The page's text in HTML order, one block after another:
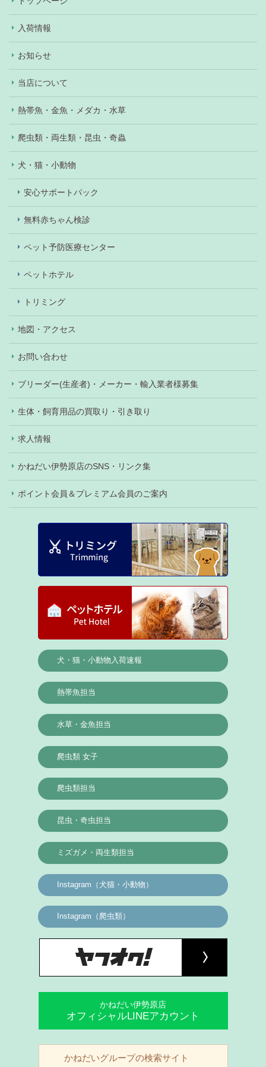
入荷情報
お知らせ
当店について
熱帯魚・金魚・メダカ・水草
爬虫類・両生類・昆虫・奇蟲
犬・猫・小動物
安心サポートパック
無料赤ちゃん検診
ペット予防医療センター
ペットホテル
トリミング
地図・アクセス
お問い合わせ
ブリーダー(生産者)・メーカー・輸入業者様募集
生体・飼育用品の買取り・引き取り
求人情報
かねだい伊勢原店のSNS・リンク集
ポイント会員＆プレミアム会員のご案内
犬・猫・小動物入荷速報
熱帯魚担当
水草・金魚担当
爬虫類 女子
爬虫類担当
昆虫・奇虫担当
ミズガメ・両生類担当
Instagram（犬猫・小動物）
Instagram（爬虫類）
かねだい伊勢原店
オフィシャルLINEアカウント
かねだいグループの検索サイト